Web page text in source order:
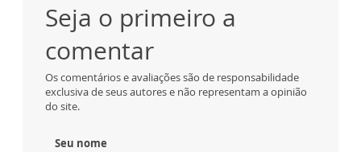
Seja o primeiro a
comentar
Os comentários e avaliações são de responsabilidade
exclusiva de seus autores e não representam a opinião
do site.
Seu nome